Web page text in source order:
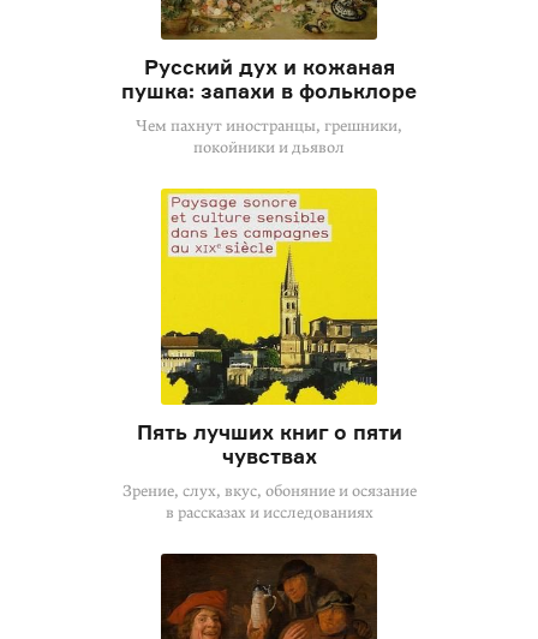
Русский дух и кожаная
пушка: запахи в фольклоре
Чем пахнут иностранцы, грешники,
покойники и дьявол
Пять лучших книг о пяти
чувствах
Зрение, слух, вкус, обоняние и осязание
в рассказах и исследованиях